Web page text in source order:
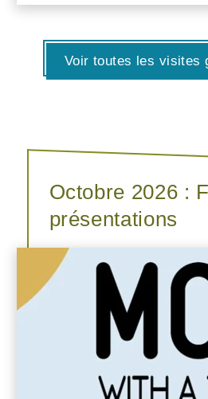
Voir toutes les visites
Octobre 2026 :
présentations